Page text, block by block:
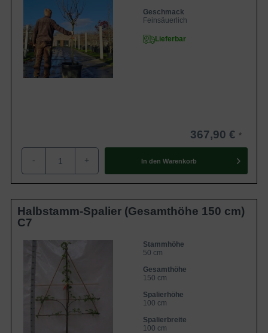
Geschmack
Feinsäuerlich
Lieferbar
367,90 €
- + In den Warenkorb
Halbstamm-Spalier (Gesamthöhe 150 cm)
C7
Stammhöhe
50 cm
Gesamthöhe
150 cm
Spalierhöhe
100 cm
Spalierbreite
100 cm